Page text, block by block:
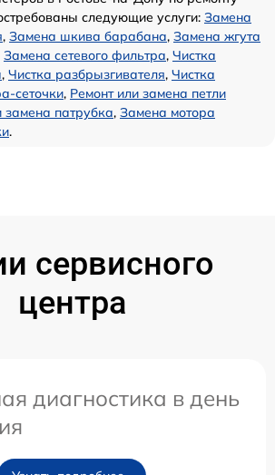
следующие услуги: Замена
, Замена шкива барабана, Замена жгута
Замена сетевого фильтра, Чистка
, Чистка разбрызгивателя, Чистка
сеточки, Ремонт или замена петли
замена патрубка, Замена мотора
.
сервисного
центра
диагностика в день